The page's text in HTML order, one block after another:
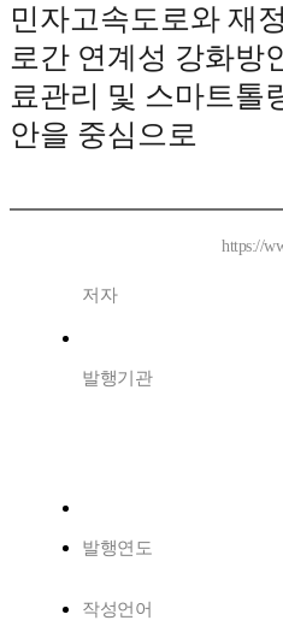
민자고속도로와 재
로간 연계성 강화방
료관리 및 스마트톨
안을 중심으로
https://
저자
발행기관
발행연도
작성언어